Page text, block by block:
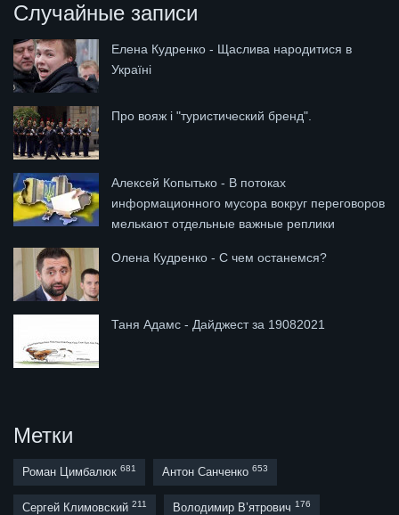
Случайные записи
Елена Кудренко - Щаслива народитися в
Україні
Про вояж і "туристический бренд".
Алексей Копытько - В потоках
информационного мусора вокруг переговоров
мелькают отдельные важные реплики
Олена Кудренко - С чем останемся?
Таня Адамс - Дайджест за 19082021
Метки
Роман Цимбалюк 681 Антон Санченко 653
Сергей Климовский 211 Володимир В’ятрович 176